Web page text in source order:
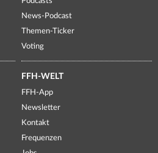
News-Podcast
Themen-Ticker
Voting
FFH-WELT
FFH-App
Newsletter
Kontakt
Frequenzen